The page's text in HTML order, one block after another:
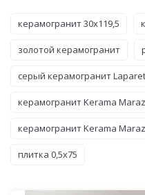
керамогранит 30x119,5
золотой керамогранит
серый керамогранит Laparet
керамогранит Kerama
керамогранит Kerama
плитка 0,5x75